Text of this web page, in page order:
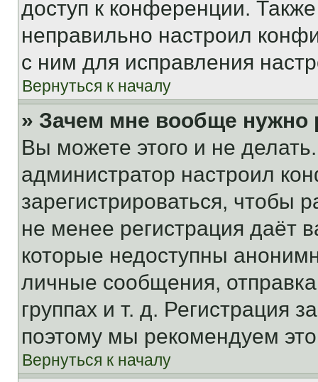
доступ к конференции.
неправильно настроил
с ним для исправления
Вернуться к началу
» Зачем мне вообще нужно
Вы можете этого и не
администратор настроил
зарегистрироваться, чтобы
не менее регистрация даёт
которые недоступны
личные сообщения,
группах и т. д. Регистрация
поэтому мы рекомендуем
Вернуться к началу